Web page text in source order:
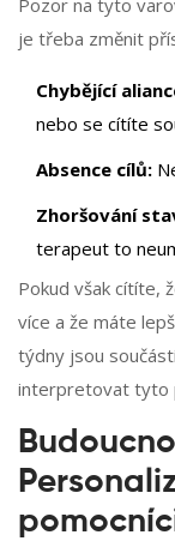
Pozor na tyto
je třeba změnit
Chybějící
nebo se cítíte
Absence cílů:
Zhoršování
terapeut to
Pokud však cítíte,
více a že máte
týdny jsou
interpretovat tyto